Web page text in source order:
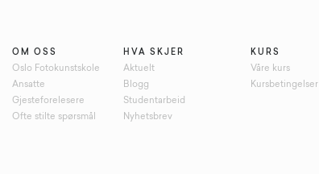
OM OSS
Oslo Fotokunstskole
Ansatte
Gjesteforelesere
Ofte stilte spørsmål
HVA SKJER
Aktuelt
Blogg
Studentarbeid
Nyhetsbrev
KURS
Våre kurs
Kursbetingelser